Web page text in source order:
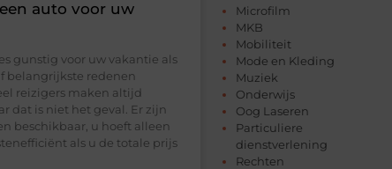
auto voor uw
gunstig voor uw vakantie als
belangrijkste redenen
reizigers maken altijd
dat is niet het geval. Er zijn
beschikbaar, u hoeft alleen
als u de totale prijs
Microfilm
MKB
Mobiliteit
Mode en Kleding
Muziek
Onderwijs
Oog Laseren
Particuliere
dienstverlening
Rechten